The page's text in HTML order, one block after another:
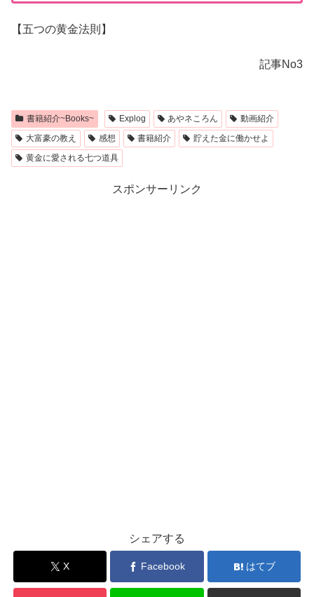
【五つの黄金法則】
記事No3
書籍紹介~Books~ Explog あやネころん
動画紹介
大富豪の教え
感想 書籍紹介
貯えた金に働かせよ
黄金に愛される七つ道具
スポンサーリンク
シェアする
X Facebook はてブ